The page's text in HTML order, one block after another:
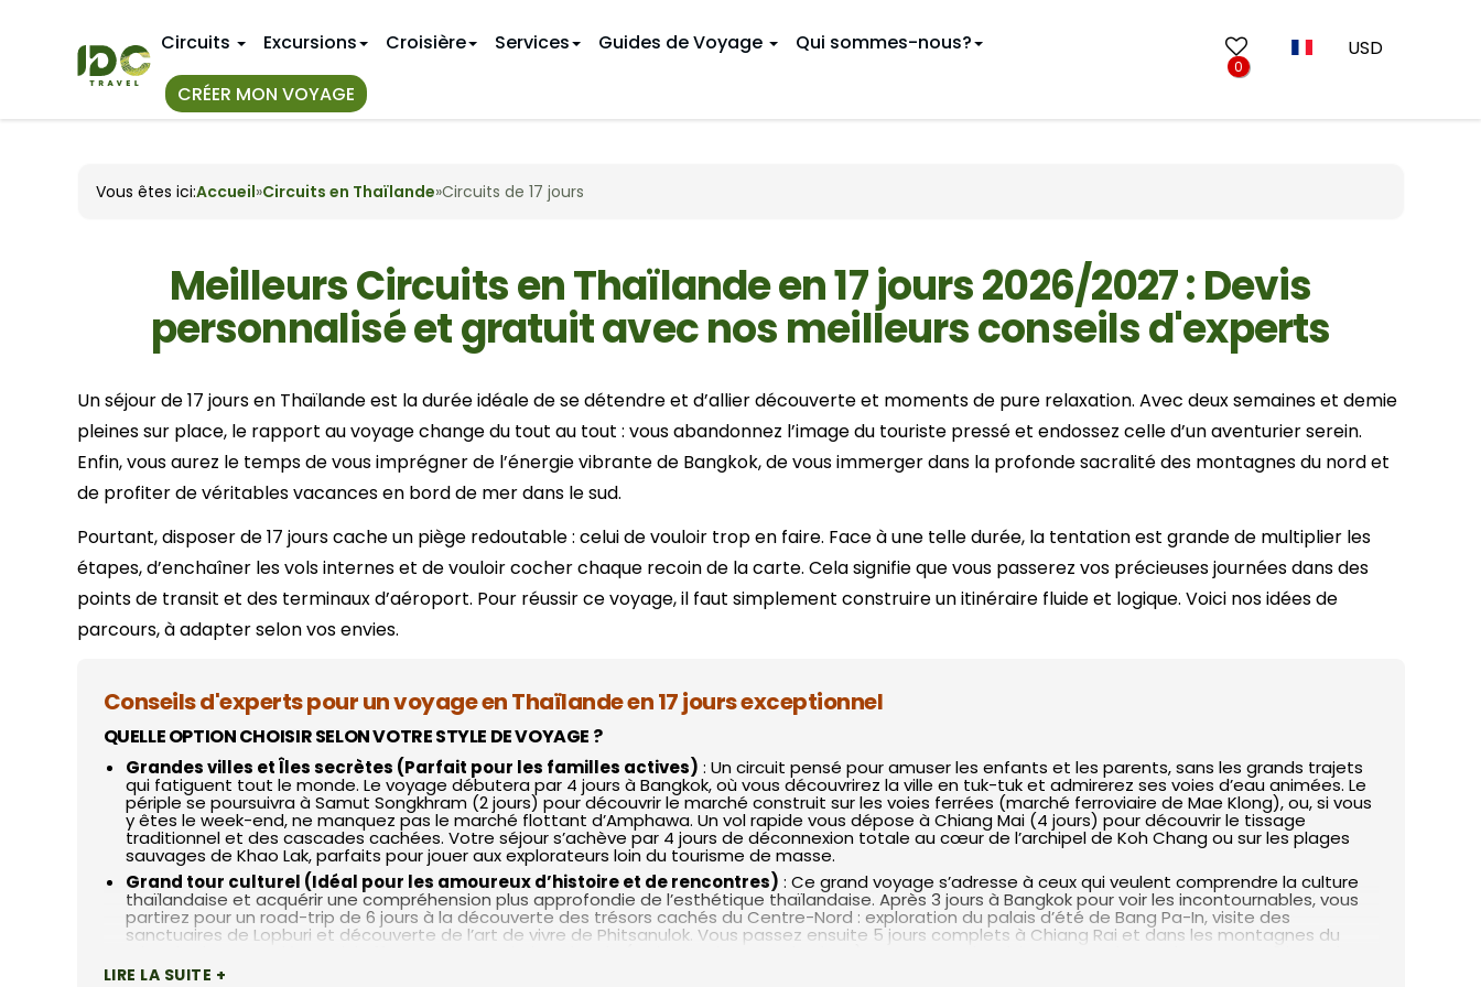
Circuits
Circuit authentique
Circuits au départ de Bangkok
Circuits au départ de Chiang Mai Circuits au départ de Phuket
CIRCUITS THAÏLANDE PAR MOIS
Janvier
Octobre
Novembre Décembre
CIRCUITS THAÏLANDE PAR DURÉE
7 jours 8 jours
9 jours
10 jours
11 jours
12 jours
13 jours
14 jours
15 jours
Excursions Croisière Services
Au Laos
Hanoï
Hue
Danang
(Saïgon)
Bangkok
Chiang Mai
Phuket
Phnom Penh
Vientiane
Luang Prabang
Guides de Voyage
Premier voyage au Vietnam
14 jours au Vietnam
16 jours au Vietnam
17 jours au Vietnam
18 jours au Vietnam
19 jours au Vietnam
20 jours au Vietnam
3 semaines au Vietnam
Mai Chau
Ha Giang
Lao Cai
Sapa
Hue
Hoi An
Ho Chi Minh-Ville
Delta du Mékong
Can Tho
Marché flottant Cai Rang
Chau Doc
Qui sommes-nous?
CRÉER MON VOYAGE
0
USD
Vous êtes ici:Accueil»Circuits en Thaïlande»Circuits de 17 jours
Meilleurs Circuits en Thaïlande en 17 jours 2026/2027 : Devis
personnalisé et gratuit avec nos meilleurs conseils d'experts
Un séjour de 17 jours en Thaïlande est la durée idéale de se détendre et d’allier découverte et moments de pure relaxation. Avec deux semaines et demie
pleines sur place, le rapport au voyage change du tout au tout : vous abandonnez l’image du touriste pressé et endossez celle d’un aventurier serein.
Enfin, vous aurez le temps de vous imprégner de l’énergie vibrante de Bangkok, de vous immerger dans la profonde sacralité des montagnes du nord et
de profiter de véritables vacances en bord de mer dans le sud.
Pourtant, disposer de 17 jours cache un piège redoutable : celui de vouloir trop en faire. Face à une telle durée, la tentation est grande de multiplier les
étapes, d’enchaîner les vols internes et de vouloir cocher chaque recoin de la carte. Cela signifie que vous passerez vos précieuses journées dans des
points de transit et des terminaux d’aéroport. Pour réussir ce voyage, il faut simplement construire un itinéraire fluide et logique. Voici nos idées de
parcours, à adapter selon vos envies.
Conseils d'experts pour un voyage en Thaïlande en 17 jours exceptionnel
QUELLE OPTION CHOISIR SELON VOTRE STYLE DE VOYAGE ?
Grandes villes et Îles secrètes (Parfait pour les familles actives) : Un circuit pensé pour amuser les enfants et les parents, sans les grands trajets
qui fatiguent tout le monde. Le voyage débutera par 4 jours à Bangkok, où vous découvrirez la ville en tuk-tuk et admirerez ses voies d’eau animées. Le
périple se poursuivra à Samut Songkhram (2 jours) pour découvrir le marché construit sur les voies ferrées (marché ferroviaire de Mae Klong), ou, si vous
y êtes le week-end, ne manquez pas le marché flottant d’Amphawa. Un vol rapide vous dépose à Chiang Mai (4 jours) pour découvrir le tissage
traditionnel et des cascades cachées. Votre séjour s’achève par 4 jours de déconnexion totale au cœur de l’archipel de Koh Chang ou sur les plages
sauvages de Khao Lak, parfaits pour jouer aux explorateurs loin du tourisme de masse.
Grand tour culturel (Idéal pour les amoureux d’histoire et de rencontres) : Ce grand voyage s’adresse à ceux qui veulent comprendre la culture
thaïlandaise et acquérir une compréhension plus approfondie de l’esthétique thaïlandaise. Après 3 jours à Bangkok pour voir les incontournables, vous
partirez pour un road-trip de 6 jours à la découverte des trésors cachés du Centre-Nord : exploration du palais d’été de Bang Pa-In, visite des
sanctuaires de Lopburi et découverte de l’art de vivre de Phitsanulok. Vous passez ensuite 5 jours complets à Chiang Rai et dans les montagnes du
calme absolu au bord de l’eau dans le village de pêcheurs de Pranburi.
LIRE LA SUITE +